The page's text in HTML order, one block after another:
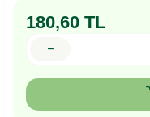
180,60 TL